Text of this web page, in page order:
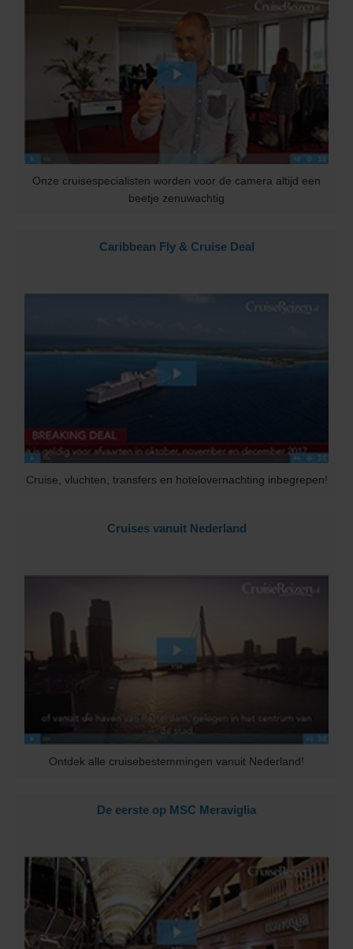
Onze cruisespecialisten worden voor de camera altijd een
beetje zenuwachtig
Caribbean Fly & Cruise Deal
Cruise, vluchten, transfers en hotelovernachting inbegrepen!
Cruises vanuit Nederland
Ontdek alle cruisebestemmingen vanuit Nederland!
De eerste op MSC Meraviglia